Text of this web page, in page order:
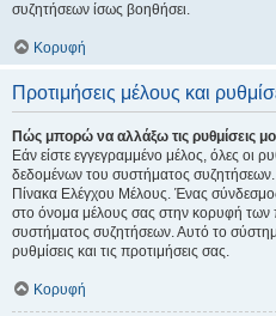
συζητήσεων ίσως βοηθήσει.
Κορυφή
Προτιμήσεις μέλους και
Πώς μπορώ να αλλάξω τις ρυθμίσεις
Εάν είστε εγγεγραμμένο μέλος, όλες οι
δεδομένων του συστήματος συζητήσεων.
Πίνακα Ελέγχου Μέλους. Ένας
στο όνομα μέλους σας στην κορυφή των
συστήματος συζητήσεων. Αυτό το
ρυθμίσεις και τις προτιμήσεις σας.
Κορυφή